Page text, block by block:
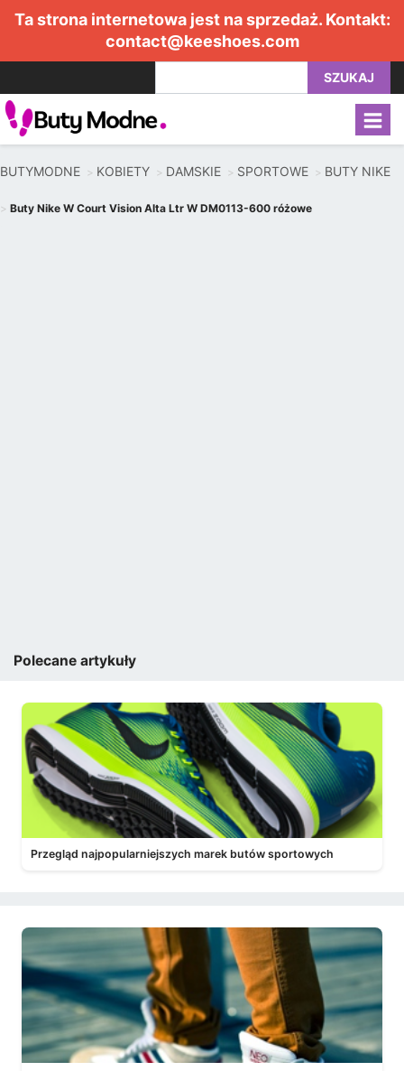
Ta strona internetowa jest na sprzedaż. Kontakt:
contact@keeshoes.com
SZUKAJ
BUTYMODNE KOBIETY DAMSKIE SPORTOWE BUTY NIKE
Buty Nike W Court Vision Alta Ltr W DM0113-600 różowe
Polecane artykuły
Przegląd najpopularniejszych marek butów sportowych